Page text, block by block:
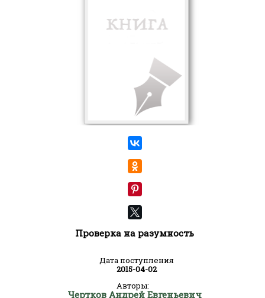
Проверка на разумность
Дата поступления
2015-04-02
Авторы:
Чертков Андрей Евгеньевич